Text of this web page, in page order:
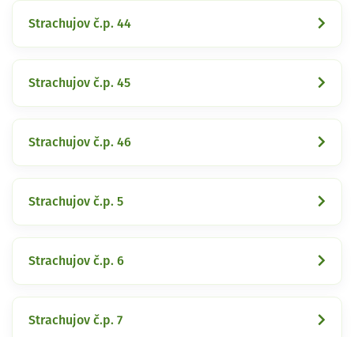
Strachujov č.p. 44
Strachujov č.p. 45
Strachujov č.p. 46
Strachujov č.p. 5
Strachujov č.p. 6
Strachujov č.p. 7